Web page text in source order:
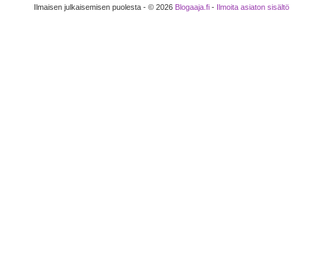
Ilmaisen julkaisemisen puolesta - © 2026 Blogaaja.fi- Ilmoita asiaton sisältö